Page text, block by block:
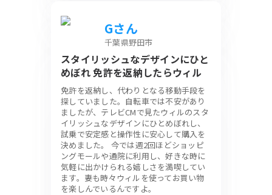
Gさん
千葉県野田市
スタイリッシュなデザインにひと
めぼれ 免許を返納したらウィル
免許を返納し、代わりとなる移動手段を
探していました。自転車では不安があり
ましたが、テレビCMで見たウィルのスタ
イリッシュなデザインにひとめぼれし、
試乗で安定感と操作性に安心して購入を
決めました。 今では週2回ほどショッピ
ングモールや通院に利用し、好きな時に
気軽に出かけられる嬉しさを満喫してい
ます。妻も時々ウィルを使ってお買い物
を楽しんでいるんですよ。